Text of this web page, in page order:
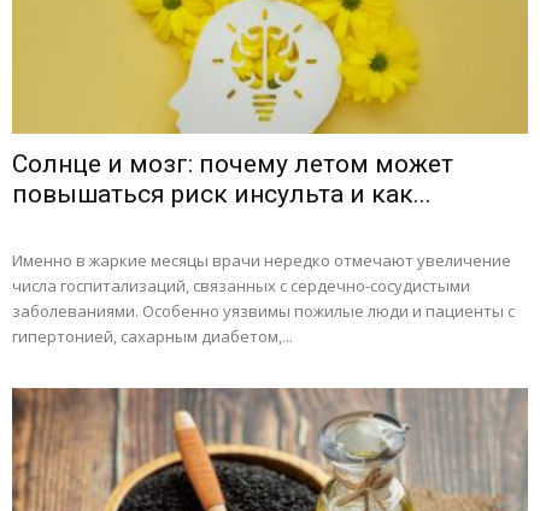
Солнце и мозг: почему летом может
повышаться риск инсульта и как...
Именно в жаркие месяцы врачи нередко отмечают увеличение
числа госпитализаций, связанных с сердечно-сосудистыми
заболеваниями. Особенно уязвимы пожилые люди и пациенты с
гипертонией, сахарным диабетом,...